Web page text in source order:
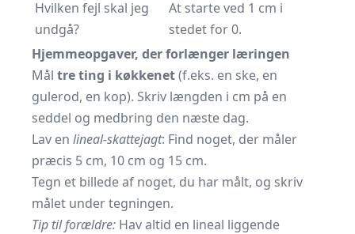
Hvilken fejl skal jeg
undgå?
At starte ved 1 cm i
stedet for 0.
Hjemmeopgaver, der forlænger læringen
Mål tre ting i køkkenet(f.eks. en ske, en
gulerod, en kop). Skriv længden i cm på en
seddel og medbring den næste dag.
Lav en lineal-skattejagt: Find noget, der måler
præcis 5 cm, 10 cm og 15 cm.
Tegn et billede af noget, du har målt, og skriv
målet under tegningen.
Tip til forældre: Hav altid en lineal liggende